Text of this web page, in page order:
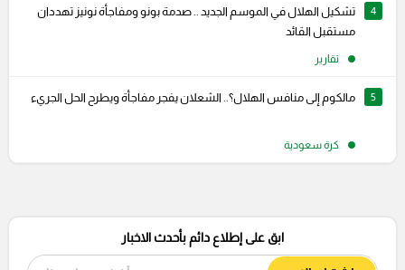
4
تشكيل الهلال في الموسم الجديد .. صدمة بونو ومفاجأة نونيز تهددان
مستقبل القائد
تقارير
5 مالكوم إلى منافس الهلال؟.. الشعلان يفجر مفاجأة ويطرح الحل الجريء
كرة سعودية
ابق على إطلاع دائم بأحدث الاخبار